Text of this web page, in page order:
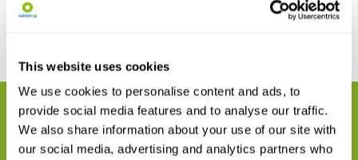
This website uses cookies
We use cookies to personalise content and ads, to
provide social media features and to analyse our traffic.
We also share information about your use of our site with
our social media, advertising and analytics partners who
Reviews
GERELATEERDE PRODUCTEN
Maak uw bestelling compleet